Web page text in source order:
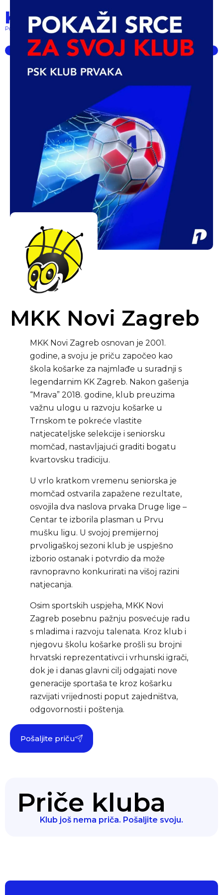
Klub prvaka
Pokret lokalnih klubova... powered by PSK
MKK Novi Zagreb
MKK Novi Zagreb osnovan je 2001.
godine, a svoju je priču započeo kao
škola košarke za najmlađe u suradnji s
legendarnim KK Zagreb. Nakon gašenja
“Mrava” 2018. godine, klub preuzima
važnu ulogu u razvoju košarke u
Trnskom te pokreće vlastite
natjecateljske selekcije i seniorsku
momčad, nastavljajući graditi bogatu
kvartovsku tradiciju.
U vrlo kratkom vremenu seniorska je
momčad ostvarila zapažene rezultate,
osvojila dva naslova prvaka Druge lige –
Centar te izborila plasman u Prvu
mušku ligu. U svojoj premijernoj
prvoligaškoj sezoni klub je uspješno
izborio ostanak i potvrdio da može
ravnopravno konkurirati na višoj razini
natjecanja.
Osim sportskih uspjeha, MKK Novi
Zagreb posebnu pažnju posvećuje radu
s mladima i razvoju talenata. Kroz klub i
njegovu školu košarke prošli su brojni
hrvatski reprezentativci i vrhunski igrači,
dok je i danas glavni cilj odgajati nove
generacije sportaša te kroz košarku
razvijati vrijednosti poput zajedništva,
odgovornosti i poštenja.
Pošaljite priču
Priče kluba
Klub još nema priča. Pošaljite svoju.